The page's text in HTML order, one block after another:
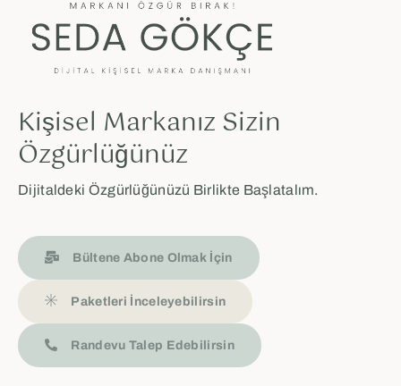
Kişisel Markanız Sizin
Özgürlüğünüz
Dijitaldeki Özgürlüğünüzü Birlikte Başlatalım.
Bültene Abone Olmak İçin
Paketleri İnceleyebilirsin
Randevu Talep Edebilirsin